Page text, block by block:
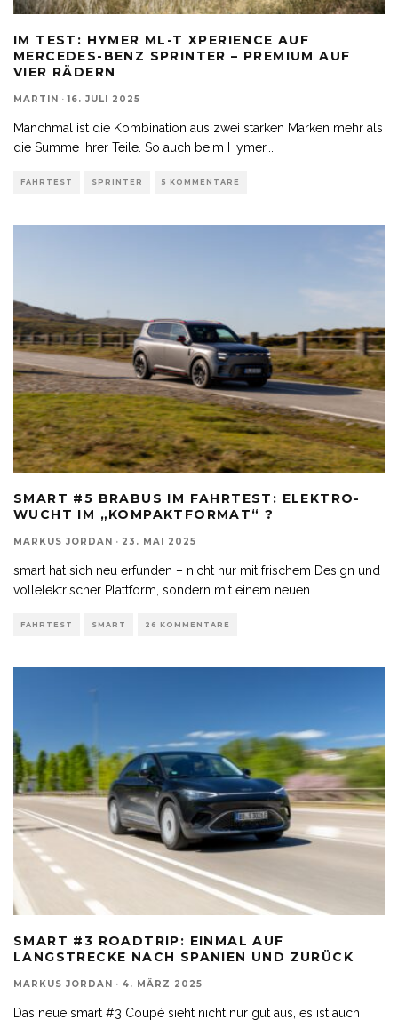
IM TEST: HYMER ML-T XPERIENCE AUF
MERCEDES-BENZ SPRINTER – PREMIUM AUF
VIER RÄDERN
MARTIN · 16. JULI 2025
Manchmal ist die Kombination aus zwei starken Marken mehr als
die Summe ihrer Teile. So auch beim Hymer...
FAHRTEST SPRINTER 5 KOMMENTARE
SMART #5 BRABUS IM FAHRTEST: ELEKTRO-
WUCHT IM „KOMPAKTFORMAT“ ?
MARKUS JORDAN · 23. MAI 2025
smart hat sich neu erfunden – nicht nur mit frischem Design und
vollelektrischer Plattform, sondern mit einem neuen
FAHRTEST SMART 26 KOMMENTARE
SMART #3 ROADTRIP: EINMAL AUF
LANGSTRECKE NACH SPANIEN UND ZURÜCK
MARKUS JORDAN · 4. MÄRZ 2025
Das neue smart #3 Coupé sieht nicht nur gut aus, es ist auch